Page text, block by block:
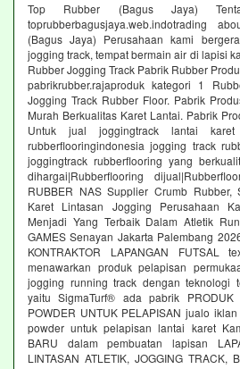
Top Rubber (Bagus Jaya)
toprubberbagusjaya.web.indotrading
(Bagus Jaya) Perusahaan kami
jogging track, tempat bermain air di lapisi
Rubber Jogging Track Pabrik Rubber
pabrikrubber.rajaproduk kategori 1
Jogging Track Rubber Floor. Pabrik
Murah Berkualitas Karet Lantai. Pabrik
Untuk jual joggingtrack lantai karet
rubberflooringindonesia jogging track
joggingtrack rubberflooring yang
dihargai|Rubberflooring
RUBBER NAS Supplier Crumb
Karet Lintasan Jogging Perusahaan
Menjadi Yang Terbaik Dalam Atletik
GAMES Senayan Jakarta Palembang
KONTRAKTOR LAPANGAN FUTSAL
menawarkan produk pelapisan
jogging running track dengan teknologi
yaitu SigmaTurf® ada pabrik PRODUK
POWDER UNTUK PELAPISAN jualo
powder untuk pelapisan lantai karet
BARU dalam pembuatan lapisan
LINTASAN ATLETIK, JOGGING TRACK,